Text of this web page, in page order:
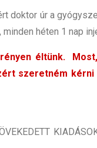
doktor úr a
héten 1 nap
éltünk.
szeretném